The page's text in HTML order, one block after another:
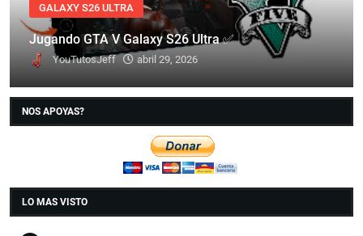
GALAXY S26 ULTRA
Jugando GTA V Galaxy S26 Ultra ✅
YouTutosJeff abril 29, 2026
NOS APOYAS?
LO MAS VISTO